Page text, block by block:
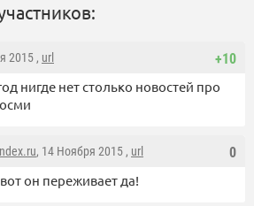
+10
2015 , url
нигде нет столько новостей про
0
, 14 Ноября 2015 , url
он переживает да!